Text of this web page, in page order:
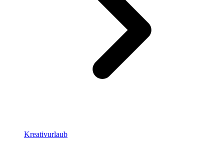
Kreativurlaub